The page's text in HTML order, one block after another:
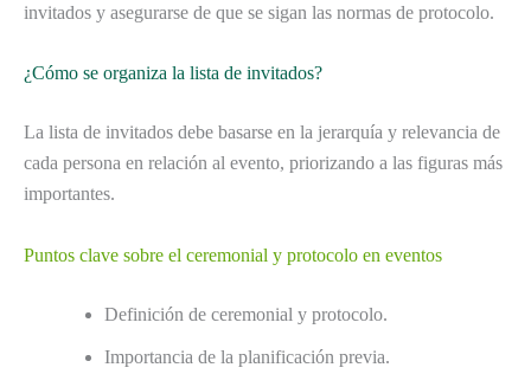
invitados y asegurarse de que se sigan las normas de protocolo.
¿Cómo se organiza la lista de invitados?
La lista de invitados debe basarse en la jerarquía y relevancia de
cada persona en relación al evento, priorizando a las figuras más
importantes.
Puntos clave sobre el ceremonial y protocolo en eventos
Definición de ceremonial y protocolo.
Importancia de la planificación previa.